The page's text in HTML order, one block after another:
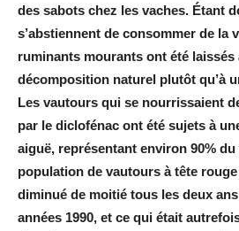
des sabots chez les vaches. Étant
s’abstiennent de consommer de la
ruminants mourants ont été laissés
décomposition naturel plutôt qu’à
Les vautours qui se nourrissaient
par le diclofénac ont été sujets à
aiguë, représentant environ 90%
population de vautours à tête
diminué de moitié tous les deux
années 1990, et ce qui était